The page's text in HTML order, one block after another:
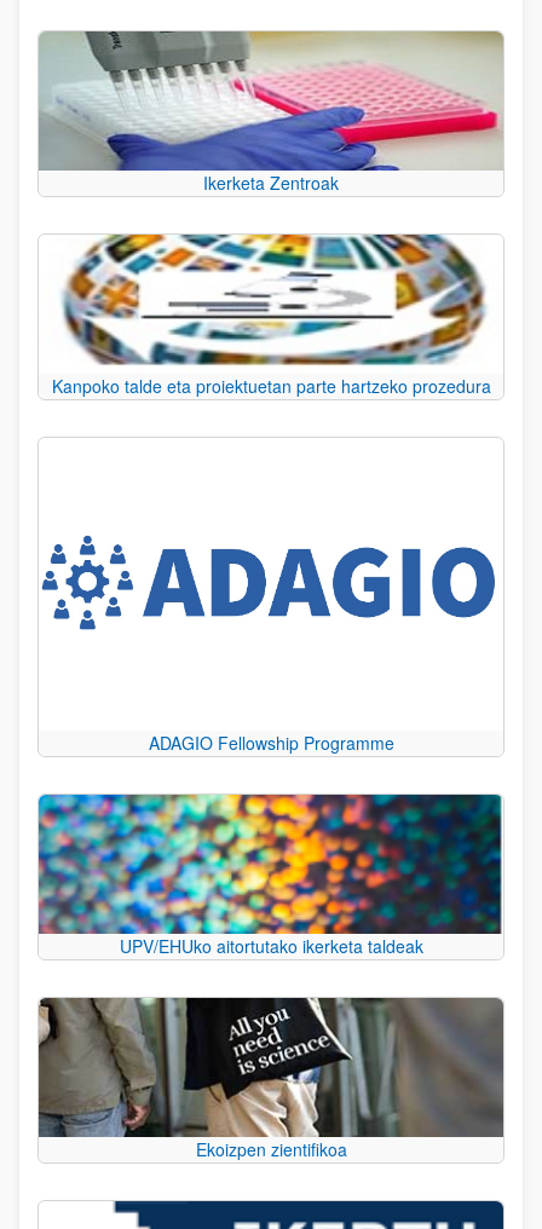
Ikerketa Zentroak
Kanpoko talde eta proiektuetan parte hartzeko prozedura
ADAGIO Fellowship Programme
UPV/EHUko aitortutako ikerketa taldeak
Ekoizpen zientifikoa